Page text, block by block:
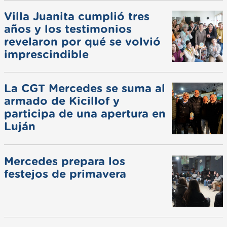
Villa Juanita cumplió tres
años y los testimonios
revelaron por qué se volvió
imprescindible
La CGT Mercedes se suma al
armado de Kicillof y
participa de una apertura en
Luján
Mercedes prepara los
festejos de primavera